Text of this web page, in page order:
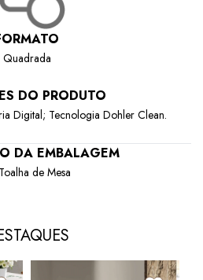
Quadrada
DO PRODUTO
Digital; Tecnologia Dohler Clean.
DA EMBALAGEM
de Mesa